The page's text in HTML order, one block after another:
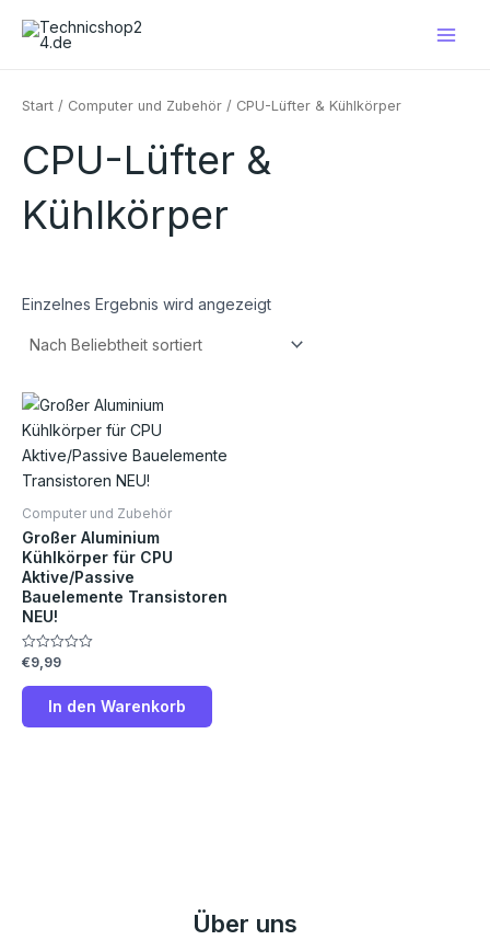
Inhalt
Start / Computer und Zubehör / CPU-Lüfter & Kühlkörper
CPU-Lüfter &
Kühlkörper
Einzelnes Ergebnis wird angezeigt
Computer und Zubehör
Großer Aluminium
Kühlkörper für CPU
Aktive/Passive
Bauelemente Transistoren
NEU!
Bewertet
0
€9,99
In den Warenkorb
Über uns